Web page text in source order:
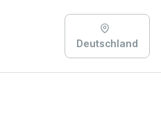
Deutschland